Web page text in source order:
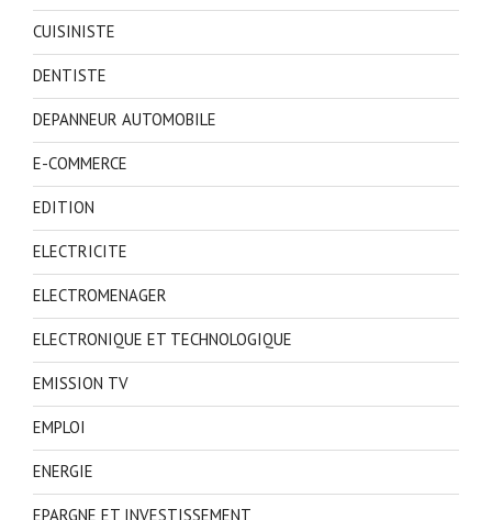
CUISINISTE
DENTISTE
DEPANNEUR AUTOMOBILE
E-COMMERCE
EDITION
ELECTRICITE
ELECTROMENAGER
ELECTRONIQUE ET TECHNOLOGIQUE
EMISSION TV
EMPLOI
ENERGIE
EPARGNE ET INVESTISSEMENT